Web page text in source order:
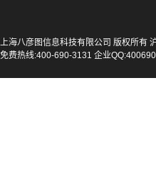
上海八彦图信息科技有限公司 版权所有
免费热线:400-690-3131 企业